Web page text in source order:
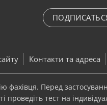
Контакти та адреса
фахівця. Перед
проведіть тест на